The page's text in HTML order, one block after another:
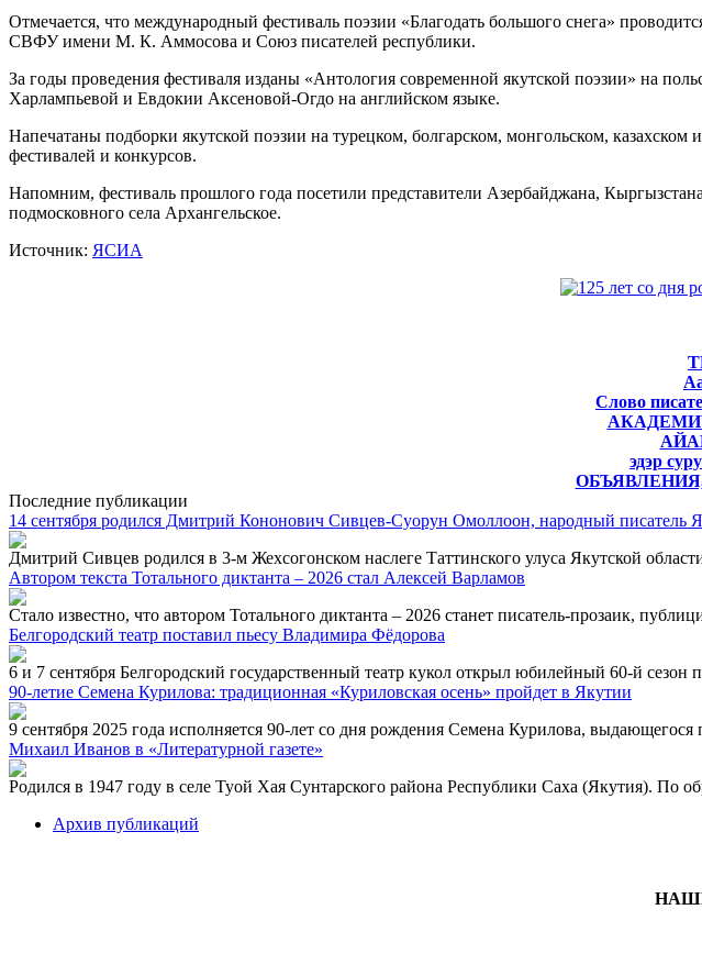
Отмечается, что международный фестиваль поэзии «Благодать большого снега»
СВФУ имени М. К. Аммосова и Союз писателей республики.
За годы проведения фестиваля изданы «Антология современной якутской поэзии» на
Харлампьевой и Евдокии Аксеновой-Огдо на английском языке.
Напечатаны подборки якутской поэзии на турецком, болгарском, монгольском,
фестивалей и конкурсов.
Напомним, фестиваль прошлого года посетили представители Азербайджана,
подмосковного села Архангельское.
Источник: ЯСИА
Слово
эдэр
Последние публикации
14 сентября родился Дмитрий Кононович Сивцев-Суорун Омоллоон, народный писатель
Дмитрий Сивцев родился в 3-м Жехсогонском наслеге Таттинского улуса Якутской
Автором текста Тотального диктанта – 2026 стал Алексей Варламов
Стало известно, что автором Тотального диктанта – 2026 станет писатель-прозаик,
Белгородский театр поставил пьесу Владимира Фёдорова
6 и 7 сентября Белгородский государственный театр кукол открыл юбилейный 60-й сезон
90-летие Семена Курилова: традиционная «Куриловская осень» пройдет в Якутии
9 сентября 2025 года исполняется 90-лет со дня рождения Семена Курилова, выдающегося
Михаил Иванов в «Литературной газете»
Родился в 1947 году в селе Туой Хая Сунтарского района Республики Саха (Якутия). По
Архив публикаций